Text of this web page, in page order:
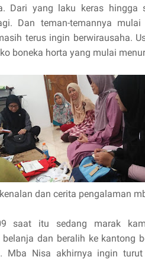
Dari yang laku keras hingga
Dan teman-temannya
terus ingin berwirausaha.
boneka horta yang mulai
dan cerita pengalaman
saat itu sedang marak
dan beralih ke kantong
Mba Nisa akhirnya ingin